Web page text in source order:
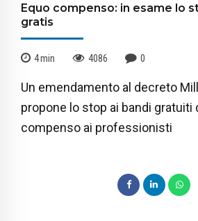
Equo compenso: in esame lo
gratis
4min 4086 0
Un emendamento al decreto
propone lo stop ai bandi gratuiti
compenso ai professionisti